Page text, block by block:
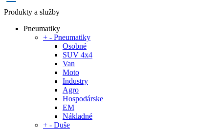
Produkty a služby
Pneumatiky
+ - Pneumatiky
Osobné
SUV 4x4
Van
Moto
Industry
Agro
Hospodárske
EM
Nákladné
+ - Duše